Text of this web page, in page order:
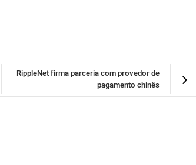
RippleNet firma parceria com provedor de
pagamento chinês